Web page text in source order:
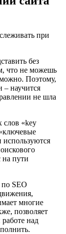
без
что не можешь
Поэтому,
– научится
не шла
слов «key
используются
на пути
SEO
многие
позволяет
работе над